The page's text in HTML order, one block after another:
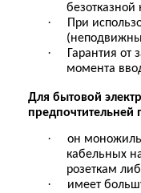
безотказной
·
При
·
Гарантия от
момента
Для бытовой
предпочтительней
·
он
кабельных
розеткам
·
имеет